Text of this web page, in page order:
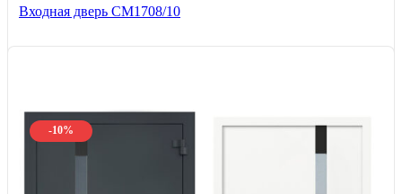
Входная дверь CМ1708/10
-10%